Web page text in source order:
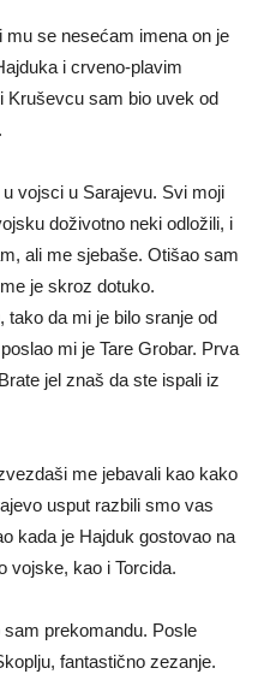
mu se nesećam imena on je
i crveno-plavim
Kruševcu sam bio uvek od
vojsci u Sarajevu. Svi moji
doživotno neki odložili, i
ali me sjebaše. Otišao sam
je skroz dotuko.
da mi je bilo sranje od
mi je Tare Grobar. Prva
jel znaš da ste ispali iz
me jebavali kao kako
usput razbili smo vas
kada je Hajduk gostovao na
vojske, kao i Torcida.
prekomandu. Posle
fantastično zezanje.